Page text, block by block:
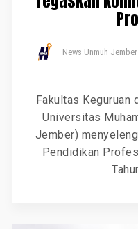
News Unmuh Jember
Fakultas Keguruan
Universitas
Jember)
Pendidikan